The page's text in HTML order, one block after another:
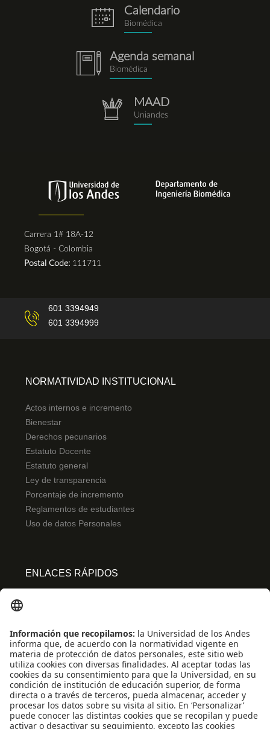
eventos.png
Calendario
Biomédica
notebook.png
Agenda semanal
Biomédica
repositorio.png
MAAD
Uniandes
Carrera 1# 18A-12
Bogotá - Colombia
Postal Code: 111711
601 3394949
601 3394999
NORMATIVIDAD INSTITUCIONAL
Actos internos e incremento
Bienestar
Derechos pecunarios
Estatuto Docente
Estatuto general
Ley de transparencia
Porcentaje de incremento
Reglamentos de estudiantes
Uso de datos Personales
ENLACES RÁPIDOS
Convivencia y transparencia
Emergencias: Extensión 0000
Eventos destacados
Mapa del Sitio
Multimedia
Noticias
Preguntas frecuentes